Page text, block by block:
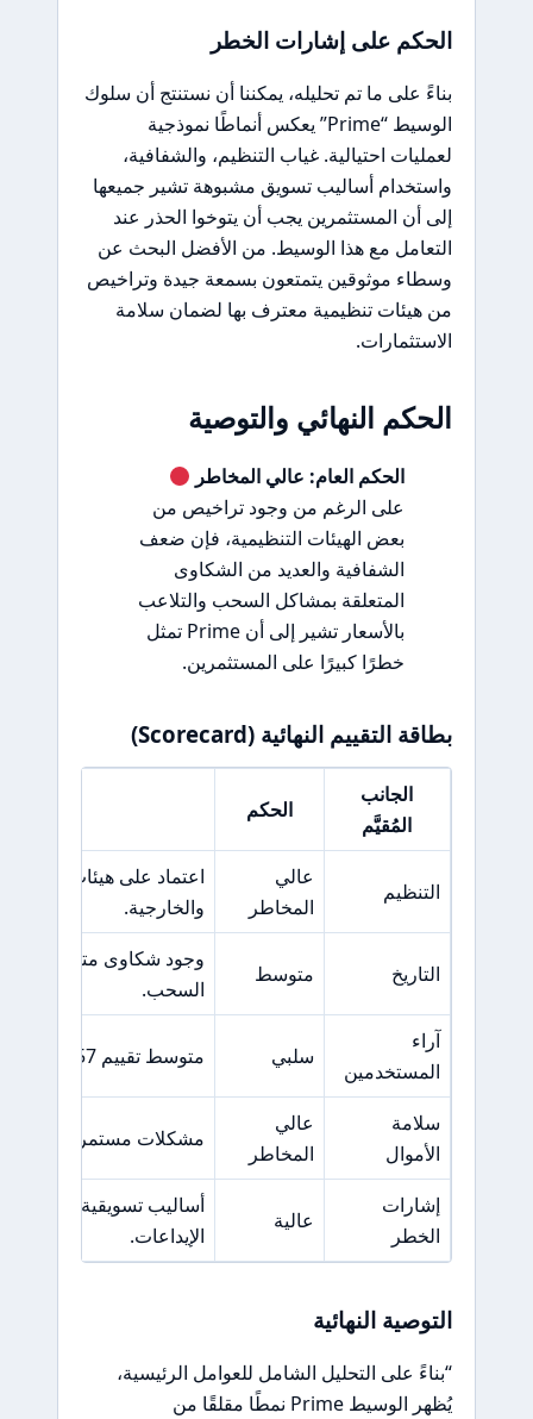
الحكم على إشارات الخطر
بناءً على ما تم تحليله، يمكننا أن نستنتج أن سلوك
الوسيط “Prime” يعكس أنماطًا نموذجية
لعمليات احتيالية. غياب التنظيم، والشفافية،
واستخدام أساليب تسويق مشبوهة تشير جميعها
إلى أن المستثمرين يجب أن يتوخوا الحذر عند
التعامل مع هذا الوسيط. من الأفضل البحث عن
وسطاء موثوقين يتمتعون بسمعة جيدة وتراخيص
من هيئات تنظيمية معترف بها لضمان سلامة
الاستثمارات.
الحكم النهائي والتوصية
الحكم العام: عالي المخاطر
على الرغم من وجود تراخيص من
بعض الهيئات التنظيمية، فإن ضعف
الشفافية والعديد من الشكاوى
المتعلقة بمشاكل السحب والتلاعب
بالأسعار تشير إلى أن Prime تمثل
خطرًا كبيرًا على المستثمرين.
بطاقة التقييم النهائية (Scorecard)
الجانب
المُقيَّم
الحكم
التنظيم
عالي
المخاطر
اعتماد على هيئات
والخارجية.
التاريخ متوسط
وجود شكاوى متكررة من
السحب.
آراء
المستخدمين
سلبي متوسط تقييم 1.57 من 10، مع شكاوى ملحوظة.
سلامة
الأموال
عالي
المخاطر
مشكلات مستمرة في سحب
إشارات
الخطر
عالية
أساليب تسويقية مشبوهة
الإيداعات.
التوصية النهائية
“بناءً على التحليل الشامل للعوامل الرئيسية،
يُظهر الوسيط Prime نمطًا مقلقًا من